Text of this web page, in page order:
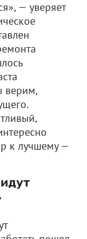
— уверяет
верим,
к лучшему —